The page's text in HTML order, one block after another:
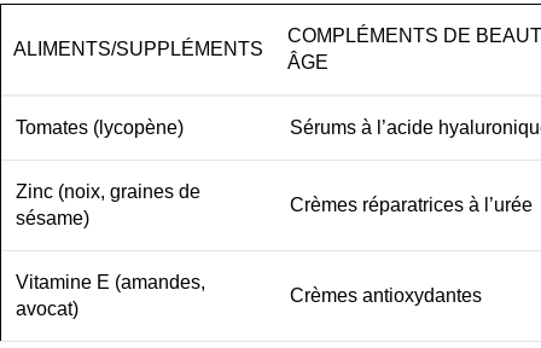
ALIMENTS/SUPPLÉMENTS
COMPLÉMENTS DE
ÂGE
Tomates (lycopène) Sérums à l’acide
Zinc (noix, graines de
sésame)
Crèmes réparatrices à l’urée
Vitamine E (amandes,
avocat)
Crèmes antioxydantes